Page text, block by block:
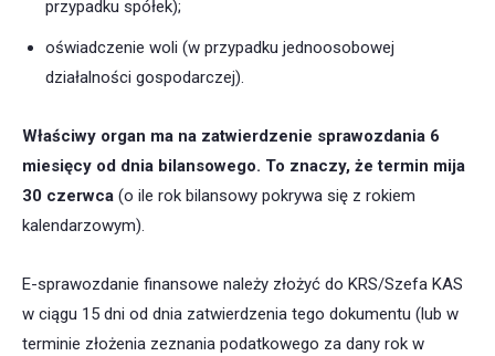
przypadku spółek);
oświadczenie woli (w przypadku jednoosobowej
działalności gospodarczej).
Właściwy organ ma na zatwierdzenie sprawozdania 6
miesięcy od dnia bilansowego. To znaczy, że termin mija
30 czerwca (o ile rok bilansowy pokrywa się z rokiem
kalendarzowym).
E-sprawozdanie finansowe należy złożyć do KRS/Szefa KAS
w ciągu 15 dni od dnia zatwierdzenia tego dokumentu (lub w
terminie złożenia zeznania podatkowego za dany rok w